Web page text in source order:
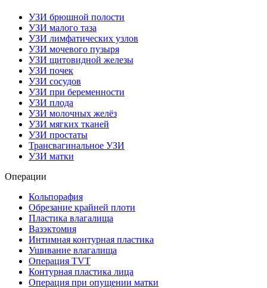
УЗИ брюшной полости
УЗИ малого таза
УЗИ лимфатических узлов
УЗИ мочевого пузыря
УЗИ щитовидной железы
УЗИ почек
УЗИ сосудов
УЗИ при беременности
УЗИ плода
УЗИ молочных желёз
УЗИ мягких тканей
УЗИ простаты
Трансвагинальное УЗИ
УЗИ матки
Операции
Кольпорафия
Обрезание крайней плоти
Пластика влагалища
Вазэктомия
Интимная контурная пластика
Ушивание влагалища
Операция TVT
Контурная пластика лица
Операция при опущении матки